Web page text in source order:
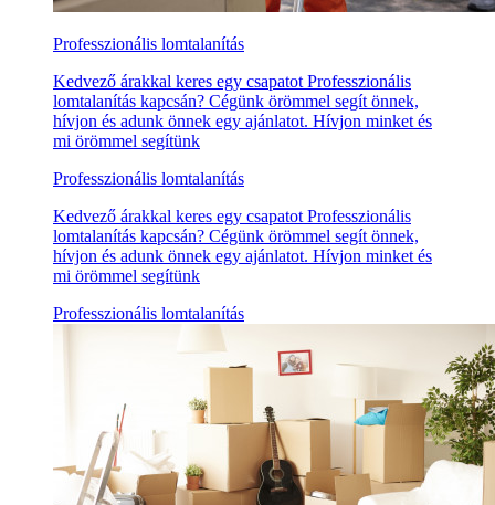
Professzionális lomtalanítás
Kedvező árakkal keres egy csapatot Professzionális
lomtalanítás kapcsán? Cégünk örömmel segít önnek,
hívjon és adunk önnek egy ajánlatot. Hívjon minket és
mi örömmel segítünk
Professzionális lomtalanítás
Kedvező árakkal keres egy csapatot Professzionális
lomtalanítás kapcsán? Cégünk örömmel segít önnek,
hívjon és adunk önnek egy ajánlatot. Hívjon minket és
mi örömmel segítünk
Professzionális lomtalanítás